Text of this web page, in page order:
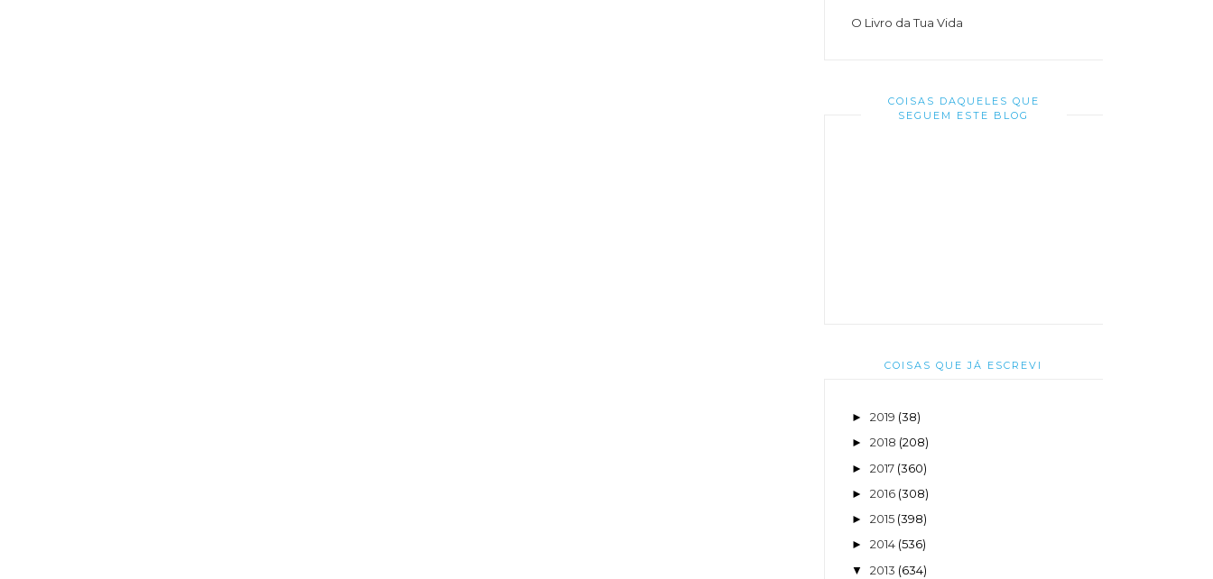
O Livro da Tua Vida
COISAS DAQUELES QUE
SEGUEM ESTE BLOG
COISAS QUE JÁ ESCREVI
► 2019 (38)
► 2018 (208)
► 2017 (360)
► 2016 (308)
► 2015 (398)
► 2014 (536)
▼ 2013 (634)